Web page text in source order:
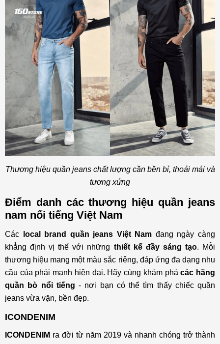
Thương hiệu quần jeans chất lượng cần bền bỉ, thoải mái và
tương xứng
Điểm danh các thương hiệu quần jeans
nam nổi tiếng Việt Nam
Các local brand quần jeans Việt Nam đang ngày càng
khẳng định vị thế với những thiết kế đầy sáng tạo. Mỗi
thương hiệu mang một màu sắc riêng, đáp ứng đa dạng nhu
cầu của phái mạnh hiện đại. Hãy cùng khám phácác hãng
quần bò nổi tiếng - nơi bạn có thể tìm thấy chiếc quần
jeans vừa vặn, bền đẹp.
ICONDENIM
ICONDENIM ra đời từ năm 2019 và nhanh chóng trở thành